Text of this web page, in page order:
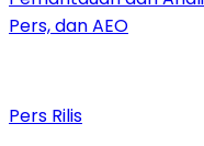
Pers, dan AEO
Pers Rilis